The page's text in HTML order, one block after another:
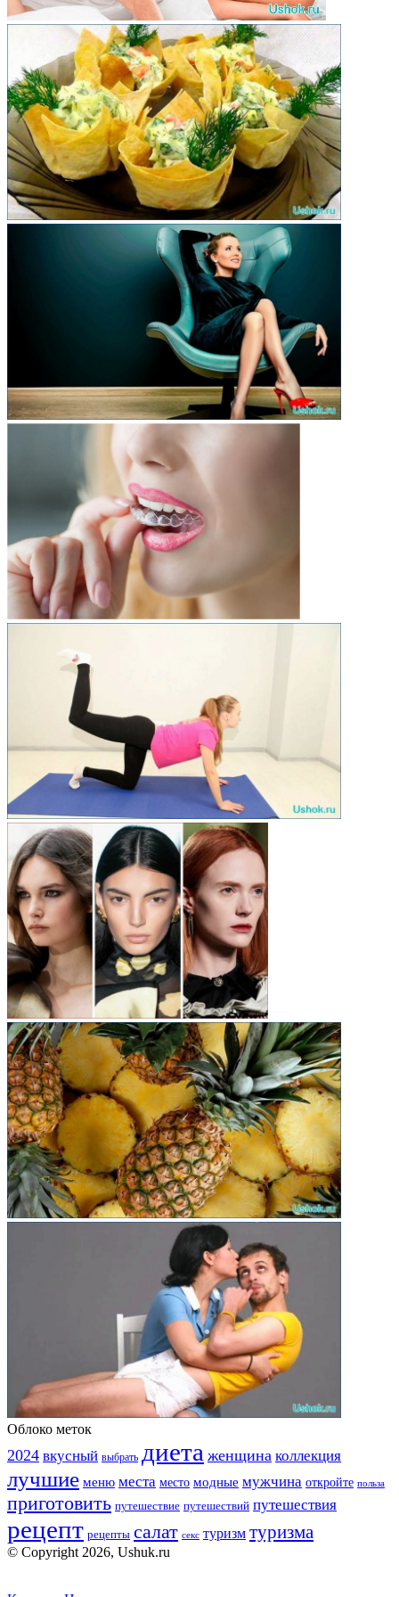
Облоко меток
2024 вкусный выбрать диета женщина коллекция
лучшие меню места место модные мужчина откройте польза
приготовить путешествие путешествий путешествия
рецепт рецепты салат секс туризм туризма
© Copyright 2026, Ushuk.ru